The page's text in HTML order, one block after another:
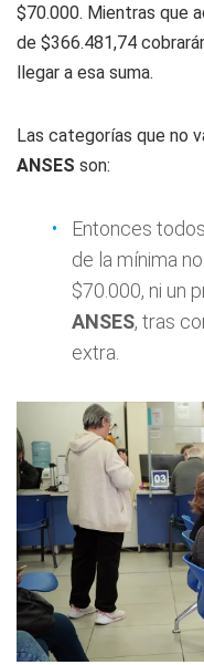
$70.000. Mientras que
de $366.481,74
llegar a esa suma.
Las categorías que no
ANSES son:
Entonces
de la mínima
$70.000, ni un
ANSES, tras
extra.